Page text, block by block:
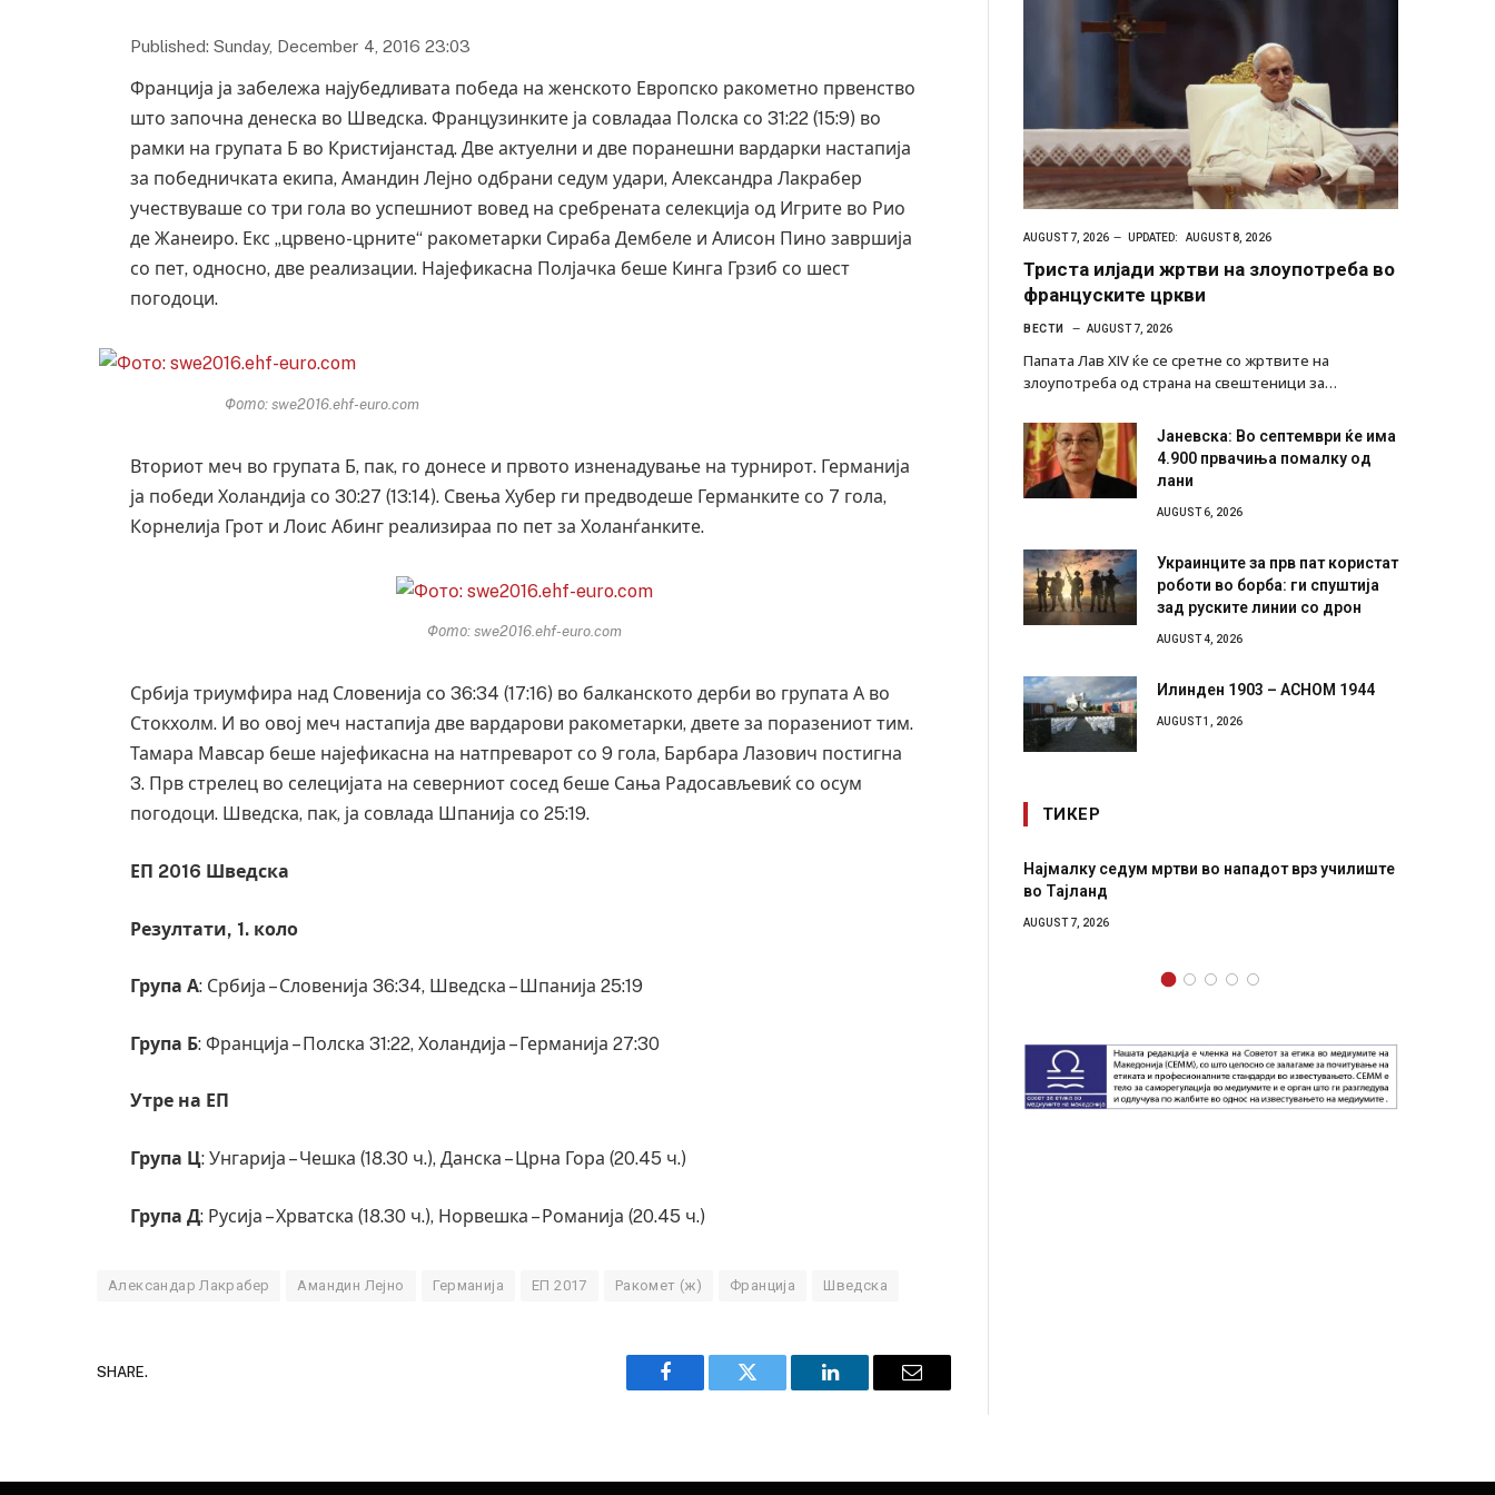
Published: Sunday, December 4, 2016 23:03
Франција ја забележа најубедливата победа на женското Европско ракометно првенство
што започна денеска во Шведска. Французинките ја совладаа Полска со 31:22 (15:9) во
рамки на групата Б во Кристијанстад. Две актуелни и две поранешни вардарки настапија
за победничката екипа, Амандин Лејно одбрани седум удари, Александра Лакрабер
учествуваше со три гола во успешниот вовед на сребрената селекција од Игрите во Рио
де Жанеиро. Екс „црвено-црните“ ракометарки Сираба Дембеле и Алисон Пино завршија
со пет, односно, две реализации. Најефикасна Полјачка беше Кинга Грзиб со шест
погодоци.
Фото: swe2016.ehf-euro.com
Вториот меч во групата Б, пак, го донесе и првото изненадување на турнирот. Германија
ја победи Холандија со 30:27 (13:14). Свења Хубер ги предводеше Германките со 7 гола,
Корнелија Грот и Лоис Абинг реализираа по пет за Холанѓанките.
Фото: swe2016.ehf-euro.com
Србија триумфира над Словенија со 36:34 (17:16) во балканското дерби во групата А во
Стокхолм. И во овој меч настапија две вардарови ракометарки, двете за поразениот тим.
Тамара Мавсар беше најефикасна на натпреварот со 9 гола, Барбара Лазович постигна
3. Прв стрелец во селецијата на северниот сосед беше Сања Радосављевиќ со осум
погодоци. Шведска, пак, ја совлада Шпанија со 25:19.
ЕП 2016 Шведска
Резултати, 1. коло
Група А: Србија – Словенија 36:34, Шведска – Шпанија 25:19
Група Б: Франција – Полска 31:22, Холандија – Германија 27:30
Утре на ЕП
Група Ц: Унгарија – Чешка (18.30 ч.), Данска – Црна Гора (20.45 ч.)
Група Д: Русија – Хрватска (18.30 ч.), Норвешка – Романија (20.45 ч.)
Александар Лакрабер Амандин Лејно Германија ЕП 2017 Ракомет (ж) Франција Шведска
SHARE.
Facebook Twitter LinkedIn Email
AUGUST 7, 2026 UPDATED: AUGUST 8, 2026
Триста илјади жртви на злоупотреба во
француските цркви
ВЕСТИ AUGUST 7, 2026
Папата Лав XIV ќе се сретне со жртвите на
злоупотреба од страна на свештеници за…
Јаневска: Во септември ќе има
4.900 првачиња помалку од
лани
AUGUST 6, 2026
Украинците за прв пат користат
роботи во борба: ги спуштија
зад руските линии со дрон
AUGUST 4, 2026
Илинден 1903 – АСНОМ 1944
AUGUST 1, 2026
ТИКЕР
Најмалку седум мртви во нападот врз училиште
во Тајланд
AUGUST 7, 2026